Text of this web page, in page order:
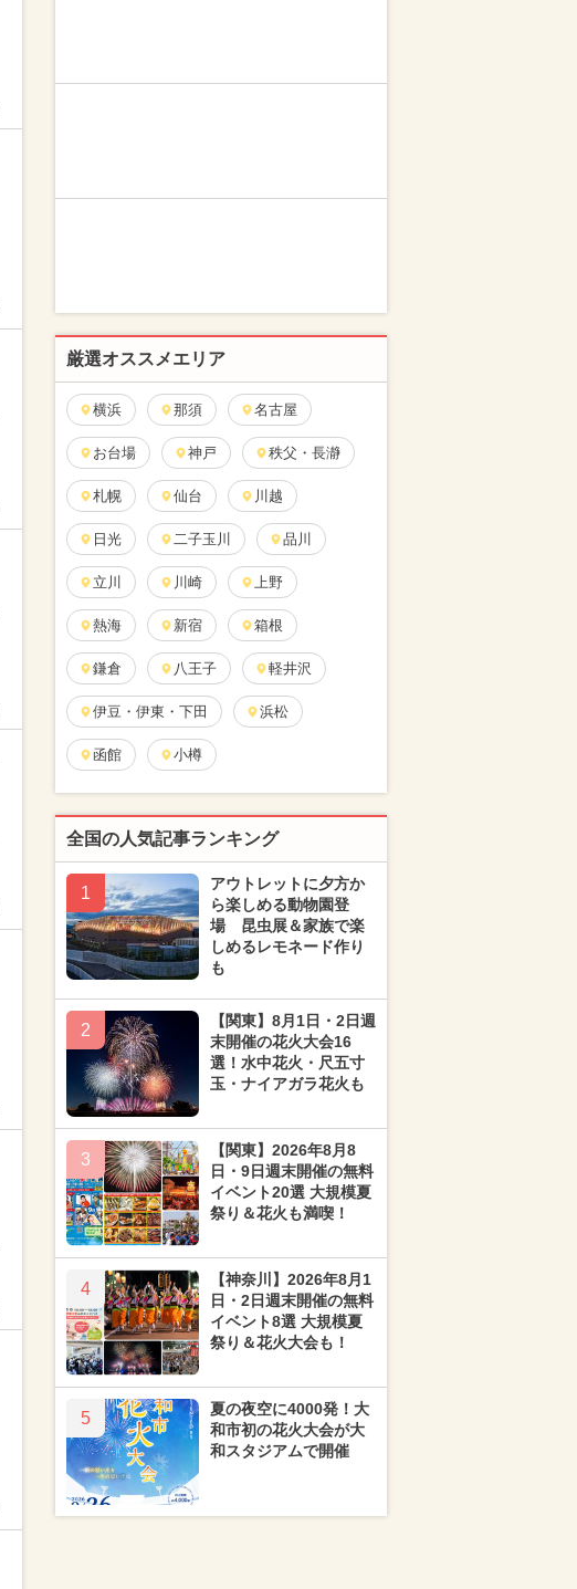
厳選オススメエリア
横浜 那須 名古屋
お台場 神戸 秩父・長瀞
札幌 仙台 川越
日光 二子玉川 品川
立川 川崎 上野
熱海 新宿 箱根
鎌倉 八王子 軽井沢
伊豆・伊東・下田 浜松
函館 小樽
全国の人気記事ランキング
1
アウトレットに夕方か
ら楽しめる動物園登
場 昆虫展＆家族で楽
しめるレモネード作り
も
2
【関東】8月1日・2日週
末開催の花火大会16
選！水中花火・尺五寸
玉・ナイアガラ花火も
3
【関東】2026年8月8
日・9日週末開催の無料
イベント20選 大規模夏
祭り＆花火も満喫！
4
【神奈川】2026年8月1
日・2日週末開催の無料
イベント8選 大規模夏
祭り＆花火大会も！
5
夏の夜空に4000発！大
和市初の花火大会が大
和スタジアムで開催